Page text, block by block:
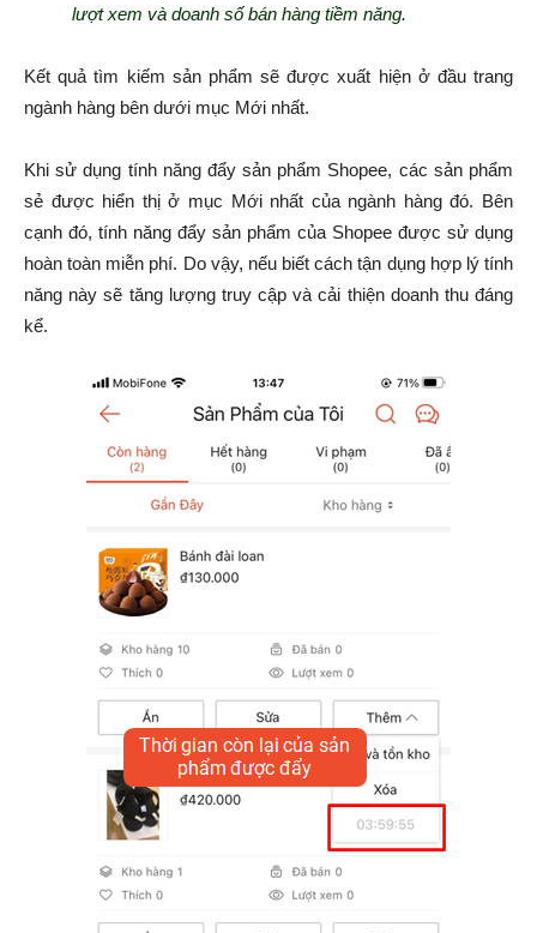
lượt xem và doanh số bán hàng tiềm năng.
Kết quả tìm kiếm sản phẩm sẽ được xuất hiện ở đầu trang
ngành hàng bên dưới mục Mới nhất.
Khi sử dụng tính năng đẩy sản phẩm Shopee, các sản phẩm
sẻ được hiển thị ở mục Mới nhất của ngành hàng đó. Bên
cạnh đó, tính năng đẩy sản phẩm của Shopee được sử dụng
hoàn toàn miễn phí. Do vậy, nếu biết cách tận dụng hợp lý tính
năng này sẽ tăng lượng truy cập và cải thiện doanh thu đáng
kể.